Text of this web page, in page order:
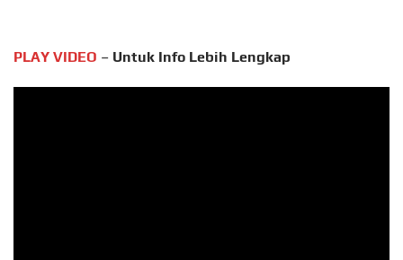
PLAY VIDEO – Untuk Info Lebih Lengkap